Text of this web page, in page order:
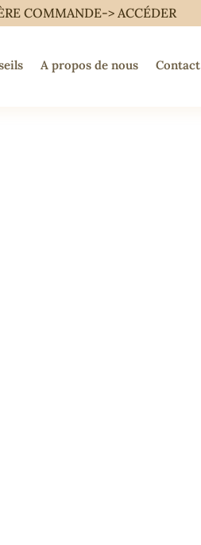
COMMANDE-> ACCÉDER
A propos de nous Contact